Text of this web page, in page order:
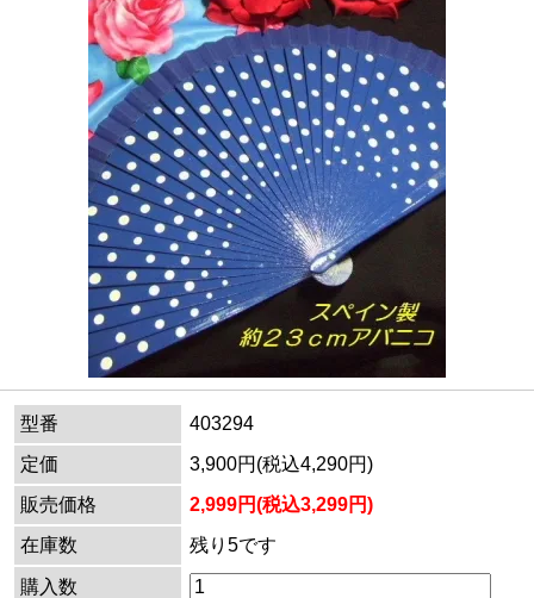
型番
403294
定価
3,900円(税込4,290円)
販売価格
2,999円(税込3,299円)
在庫数
残り5です
購入数